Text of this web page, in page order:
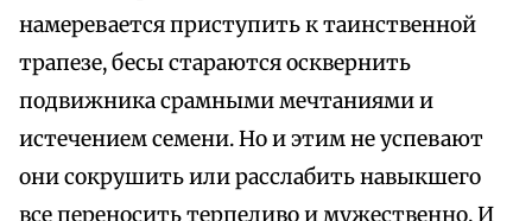
намеревается приступить к таинственной
трапезе, бесы стараются осквернить
подвижника срамными мечтаниями и
истечением семени. Но и этим не успевают
они сокрушить или расслабить навыкшего
все переносить терпеливо и мужественно. И